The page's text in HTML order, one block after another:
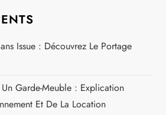
Issue : Découvrez Le Portage
Garde-Meuble : Explication
Et De La Location